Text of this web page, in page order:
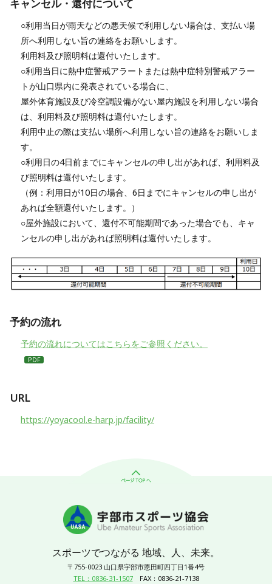
キャンセル・還付について
○利用当日が雨天などの悪天候で利用しない場合は、支払い場
所へ利用しない旨の連絡をお願いします。
利用料及び照明料は還付いたします。
○利用当日に熱中症警戒アラートまたは熱中症特別警戒アラー
トが山口県内に発表されている場合に、
屋外体育施設及び冷空調設備がない屋内施設を利用しない場合
は、利用料及び照明料は還付いたします。
利用中止の際は支払い場所へ利用しない旨の連絡をお願いしま
す。
○利用日の4日前までにキャンセルの申し出があれば、利用料及
び照明料は還付いたします。
（例：利用日が10日の場合、6日までにキャンセルの申し出が
あれば全額還付いたします。）
○屋外施設において、還付不可能期間であった場合でも、キャ
ンセルの申し出があれば照明料は還付いたします。
予約の流れ
予約の流れについてはこちらをご参照ください。
URL
https://yoyacool.e-harp.jp/facility/
〒755-0023 山口県宇部市恩田町四丁目1番4号
TEL：0836-31-1507FAX：0836-21-7138
スポーツでつながる 地域、人、未来。